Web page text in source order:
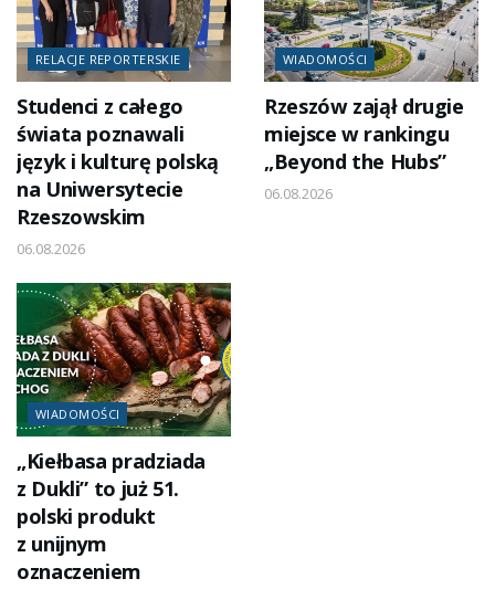
RELACJE REPORTERSKIE
Studenci z całego
świata poznawali
język i kulturę polską
na Uniwersytecie
Rzeszowskim
06.08.2026
WIADOMOŚCI
Rzeszów zajął drugie
miejsce w rankingu
„Beyond the Hubs”
06.08.2026
WIADOMOŚCI
„Kiełbasa pradziada
z Dukli” to już 51.
polski produkt
z unijnym
oznaczeniem